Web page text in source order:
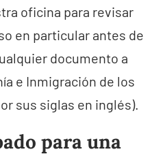
oficina para revisar
en particular antes de
documento a
e Inmigración de los
sus siglas en inglés).
para una